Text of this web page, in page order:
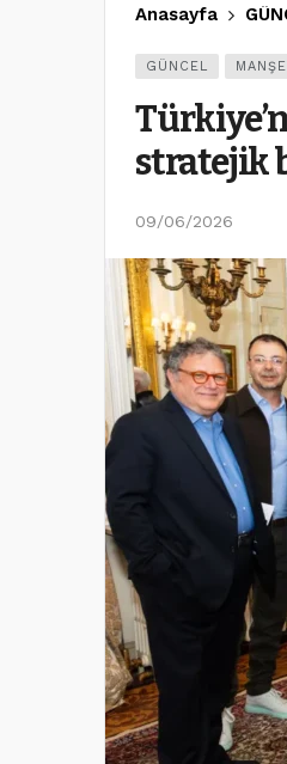
Anasayfa
GÜNCEL
stratejik
09/06/2026